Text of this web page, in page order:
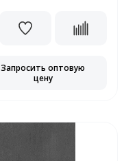
Запросить оптовую
цену